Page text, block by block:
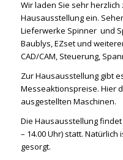
Wir laden Sie sehr
Hausausstellung ein.
Lieferwerke Spinner und
Baublys, EZset und
CAD/CAM, Steuerung,
Zur Hausausstellung gibt
Messeaktionspreise. Hier
ausgestellten Maschinen.
Die Hausausstellung findet
– 14.00 Uhr) statt.
gesorgt.